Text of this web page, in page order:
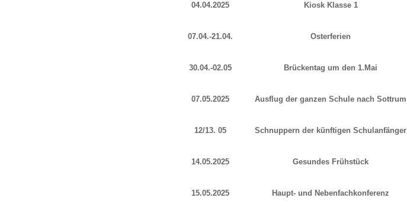
04.04.2025 Kiosk Klasse 1
07.04.-21.04. Osterferien
30.04.-02.05 Brückentag um den 1.Mai
07.05.2025 Ausflug der ganzen Schule nach Sottrum
12/13. 05 Schnuppern der künftigen Schulanfänger
14.05.2025 Gesundes Frühstück
15.05.2025 Haupt- und Nebenfachkonferenz